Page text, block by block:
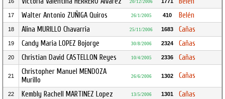
20/12/2006
17 Walter Antonio ZUÑIGA Quiros 26/1/2005 410 Belén
18 Alina MURILLO Chavarria 25/11/2006 1683 Cañas
19 Candy Maria LOPEZ Bojorge 30/8/2006 2324 Cañas
20 Christian David CASTELLON Reyes 10/4/2005 2336 Cañas
21
Christopher Manuel MENDOZA
Murillo
26/6/2006 1302 Cañas
22 Kembly Rachell MARTINEZ Lopez 13/5/2006 1301 Cañas